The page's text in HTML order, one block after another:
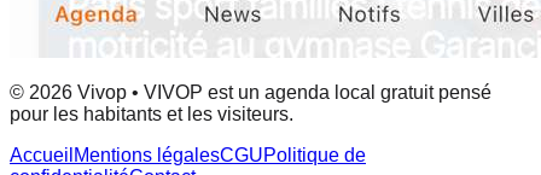
© 2026 Vivop • VIVOP est un agenda local gratuit pensé
pour les habitants et les visiteurs.
Accueil Mentions légalesCGUPolitique de